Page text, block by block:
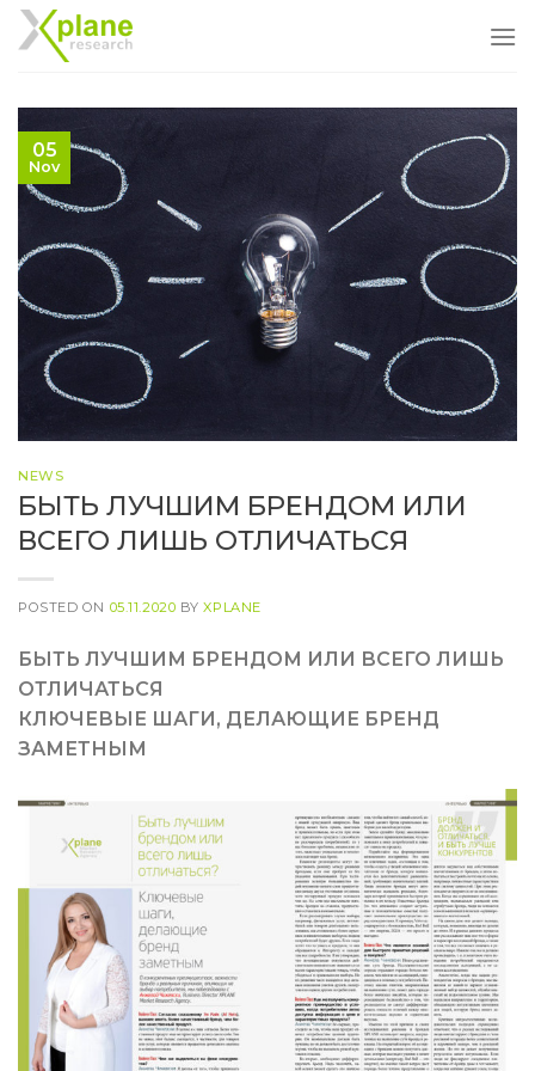
Skip
to
05
Nov
NEWS
БЫТЬ ЛУЧШИМ БРЕНДОМ ИЛИ
ВСЕГО ЛИШЬ ОТЛИЧАТЬСЯ
POSTED ON 05.11.2020 BYXPLANE
БЫТЬ ЛУЧШИМ БРЕНДОМ ИЛИ ВСЕГО ЛИШЬ
ОТЛИЧАТЬСЯ
КЛЮЧЕВЫЕ ШАГИ, ДЕЛАЮЩИЕ БРЕНД
ЗАМЕТНЫМ